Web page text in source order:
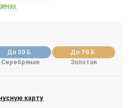
До 59 Б
Серебряная
До 76 Б
Золотая
карту